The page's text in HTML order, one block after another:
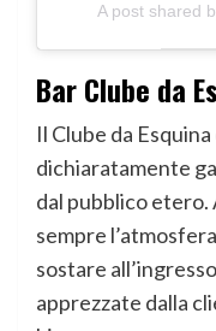
A post shared
Bar Clube da
Il Clube da
dichiaratamente
dal pubblico etero.
sempre
sostare
apprezzate dalla